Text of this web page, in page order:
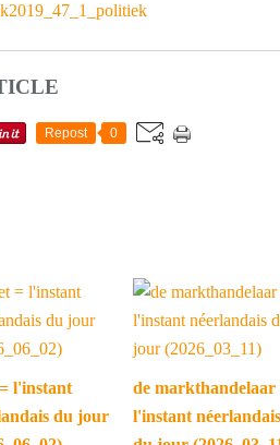
Repost 0
l'instant
du jour
de markthandelaar
l'instant néerlandais